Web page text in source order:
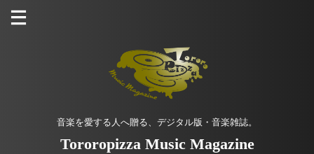
音楽を愛する人へ贈る、デジタル版・音楽雑誌。
Tororopizza Music Magazine